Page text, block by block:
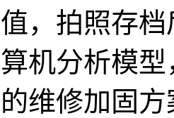
，拍照存
机分析模
维修加固